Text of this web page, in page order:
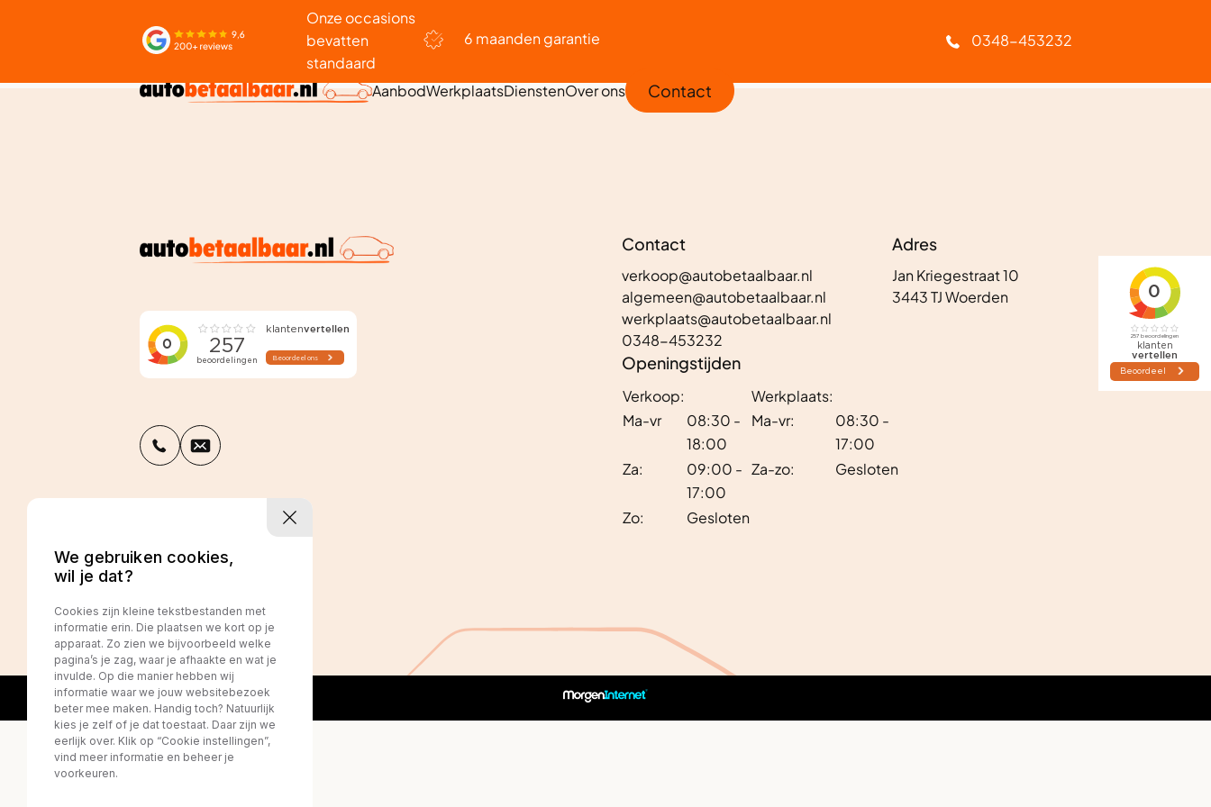
Onze occasions
bevatten
standaard
6 maanden garantie Geen afleverkosten
0348-453232
AanbodWerkplaatsDienstenOver ons Contact
Contact
verkoop@autobetaalbaar.nl
algemeen@autobetaalbaar.nl
werkplaats@autobetaalbaar.nl
0348-453232
Adres
Jan Kriegestraat 10
3443 TJ Woerden
Openingstijden
Verkoop:
Ma-vr
08:30 -
18:00
Za:
09:00 -
17:00
Zo:
Gesloten
Werkplaats:
Ma-vr:
08:30 -
17:00
Za-zo:
Gesloten
Privacy policy
We gebruiken cookies,
wil je dat?
Cookies zijn kleine tekstbestanden met
informatie erin. Die plaatsen we kort op je
apparaat. Zo zien we bijvoorbeeld welke
pagina’s je zag, waar je afhaakte en wat je
invulde. Op die manier hebben wij
informatie waar we jouw websitebezoek
beter mee maken. Handig toch? Natuurlijk
kies je zelf of je dat toestaat. Daar zijn we
eerlijk over. Klik op “Cookie instellingen”,
vind meer informatie en beheer je
voorkeuren.